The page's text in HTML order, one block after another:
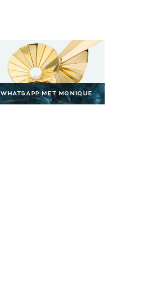
WHATSAPP MET MONIQUE